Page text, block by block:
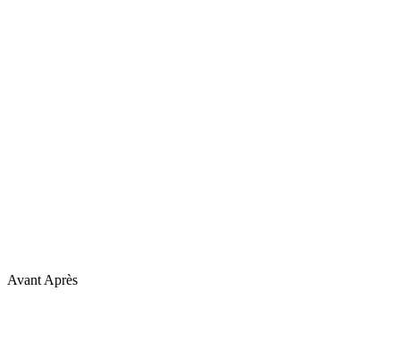
Avant Après